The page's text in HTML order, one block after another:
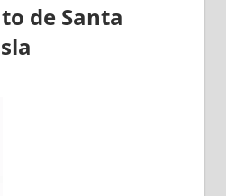
dе Santa